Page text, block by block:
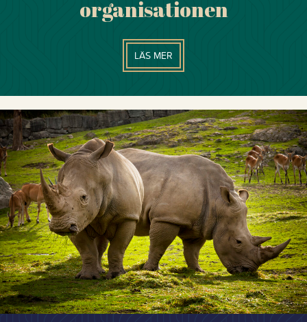
organisationen
LÄS MER